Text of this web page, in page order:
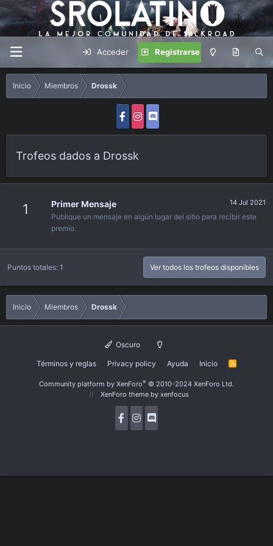
Acceder Registrarse
Inicio Miembros Drossk
Trofeos dados a Drossk
1 14 Jul 2021
Primer Mensaje
Publique un mensaje en algún lugar del sitio para recibir este
premio.
Puntos totales: 1 Ver todos los trofeos disponibles
Inicio Miembros Drossk
Oscuro
Términos y reglas Privacy policy Ayuda Inicio
R
Community platform by XenForo® © 2010-2024 XenForo Ltd.
XenForo theme by xenfocus